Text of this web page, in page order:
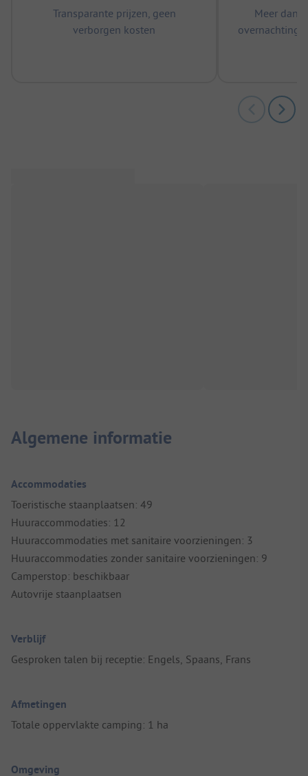
Transparante prijzen, geen
verborgen kosten
Meer dan
Algemene informatie
Accommodaties
Toeristische staanplaatsen: 49
Huuraccommodaties: 12
Huuraccommodaties met sanitaire voorzieningen: 3
Huuraccommodaties zonder sanitaire voorzieningen: 9
Camperstop: beschikbaar
Autovrije staanplaatsen
Verblijf
Gesproken talen bij receptie: Engels, Spaans, Frans
Afmetingen
Totale oppervlakte camping: 1 ha
Omgeving